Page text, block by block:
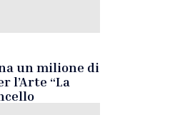
un milione di
l’Arte “La